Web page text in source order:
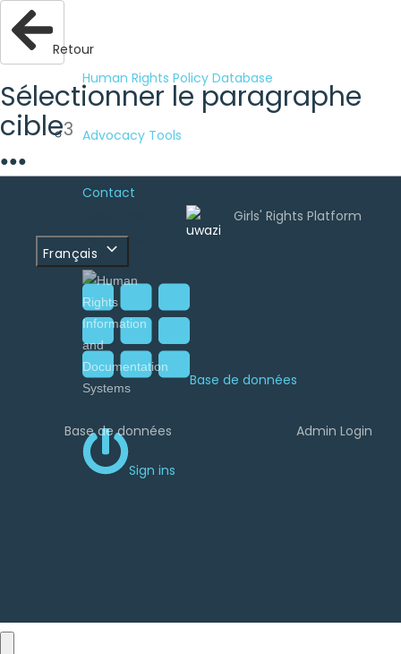
Human Rights Policy Database
Advocacy Tools
Contact
Français
Base de données
Sign ins
Retour
Sélectionner le paragraphe
cible3
●●●
développé
par
Base de données Admin Login